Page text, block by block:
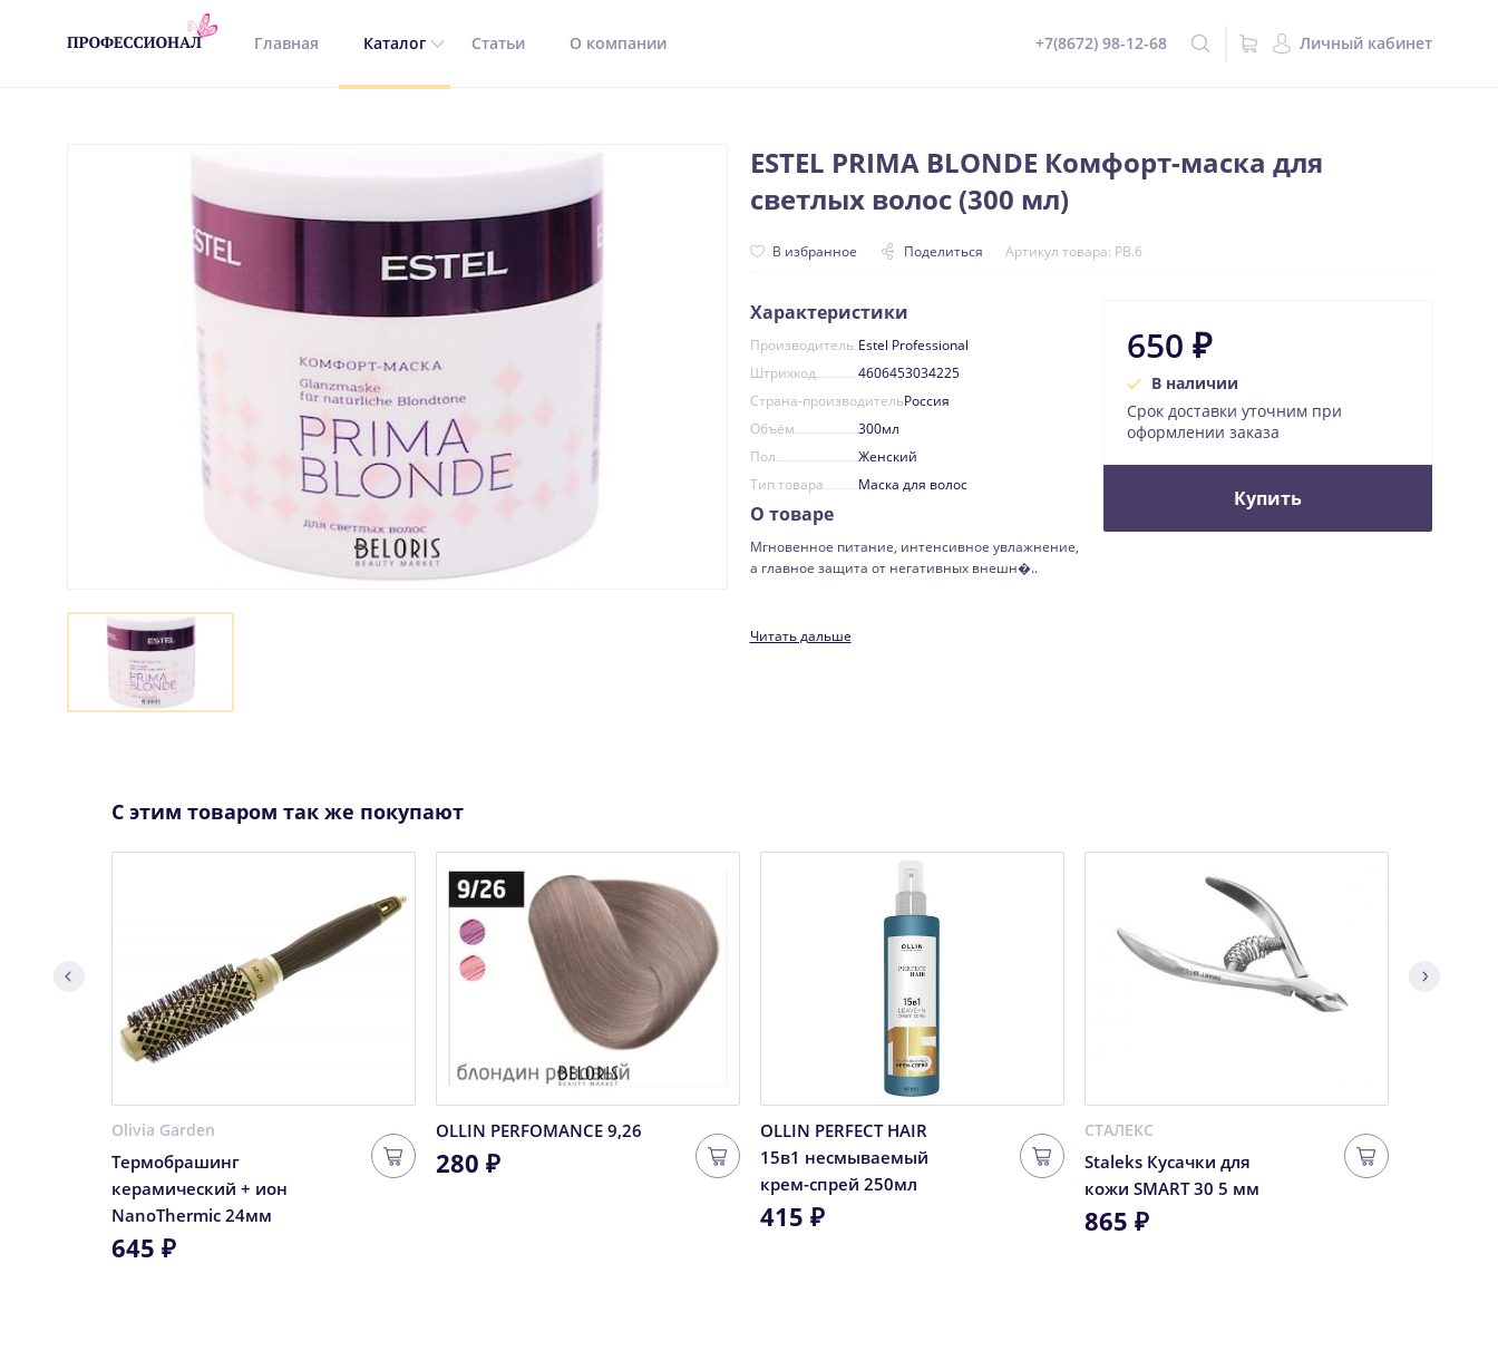
Главная Каталог Статьи О компании +7(8672) 98-12-68 Личный кабинет
ESTEL PRIMA BLONDE Комфорт-маска для
светлых волос (300 мл)
В избранное Поделиться Артикул товара: PB.6
Характеристики
Производитель Estel Professional
Штрихкод
4606453034225
Страна-производительРоссия
Объём
300мл
Пол
Женский
Тип товара
Маска для волос
О товаре
Мгновенное питание, интенсивное увлажнение,
а главное защита от негативных внешн�..
Читать дальше
650 ₽
В наличии
Срок доставки уточним при
оформлении заказа
Купить
С этим товаром так же покупают
Olivia Garden
Термобрашинг
керамический + ион
NanoThermic 24мм
645 ₽
OLLIN PERFOMANCE 9,26
280 ₽
OLLIN PERFECT HAIR
15в1 несмываемый
крем-спрей 250мл
415 ₽
СТАЛЕКС
Staleks Кусачки для
кожи SMART 30 5 мм
865 ₽